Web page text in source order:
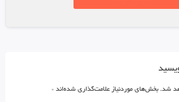
شد. بخش‌های موردنیاز علامت‌گذاری شده‌اند *